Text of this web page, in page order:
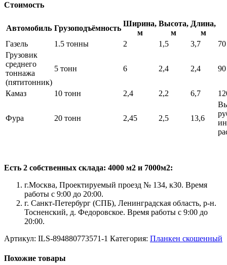
Стоимость
Автомобиль Грузоподъёмность
Ширина,
м
Высота,
м
Длина,
м
Газель
1.5 тонны 2 1,5 3,7
Грузовик
среднего
тоннажа
(пятитонник)
5 тонн 6 2,4 2,4
Камаз 10 тонн 2,4 2,2 6,7
Фура 20 тонн 2,45 2,5 13,6
Есть 2 собственных склада: 4000 м2 и 7000м2:
г.Москва, Проектируемый проезд № 134, к30. Время
работы с 9:00 до 20:00.
г. Санкт-Петербург (СПБ), Ленинградская область, р-н.
Тосненский, д. Федоровское. Время работы с 9:00 до
20:00.
Артикул: ILS-894880773571-1 Категория: Планкен скошенный
Похожие товары